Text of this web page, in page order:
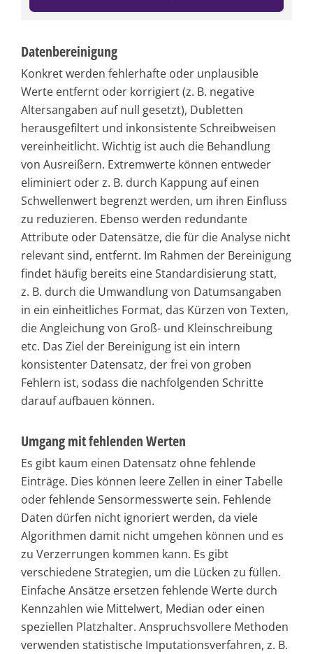
Datenbereinigung
Konkret werden fehlerhafte oder unplausible
Werte entfernt oder korrigiert (z. B. negative
Altersangaben auf null gesetzt), Dubletten
herausgefiltert und inkonsistente Schreibweisen
vereinheitlicht. Wichtig ist auch die Behandlung
von Ausreißern. Extremwerte können entweder
eliminiert oder z. B. durch Kappung auf einen
Schwellenwert begrenzt werden, um ihren Einfluss
zu reduzieren. Ebenso werden redundante
Attribute oder Datensätze, die für die Analyse nicht
relevant sind, entfernt. Im Rahmen der Bereinigung
findet häufig bereits eine Standardisierung statt,
z. B. durch die Umwandlung von Datumsangaben
in ein einheitliches Format, das Kürzen von Texten,
die Angleichung von Groß- und Kleinschreibung
etc. Das Ziel der Bereinigung ist ein intern
konsistenter Datensatz, der frei von groben
Fehlern ist, sodass die nachfolgenden Schritte
darauf aufbauen können.
Umgang mit fehlenden Werten
Es gibt kaum einen Datensatz ohne fehlende
Einträge. Dies können leere Zellen in einer Tabelle
oder fehlende Sensormesswerte sein. Fehlende
Daten dürfen nicht ignoriert werden, da viele
Algorithmen damit nicht umgehen können und es
zu Verzerrungen kommen kann. Es gibt
verschiedene Strategien, um die Lücken zu füllen.
Einfache Ansätze ersetzen fehlende Werte durch
Kennzahlen wie Mittelwert, Median oder einen
speziellen Platzhalter. Anspruchsvollere Methoden
verwenden statistische Imputationsverfahren, z. B.